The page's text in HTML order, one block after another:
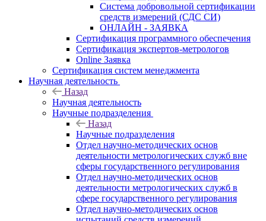
Система добровольной сертификации
средств измерений (СДС СИ)
ОНЛАЙН - ЗАЯВКА
Сертификация программного обеспечения
Сертификация экспертов-метрологов
Online Заявка
Сертификация систем менеджмента
Научная деятельность
Назад
Научная деятельность
Научные подразделения
Назад
Научные подразделения
Отдел научно-методических основ
деятельности метрологических служб вне
сферы государственного регулирования
Отдел научно-методических основ
деятельности метрологических служб в
сфере государственного регулирования
Отдел научно-методических основ